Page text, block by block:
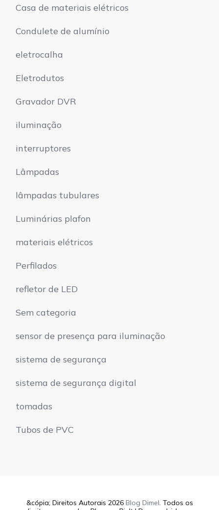
Casa de materiais elétricos
Condulete de alumínio
eletrocalha
Eletrodutos
Gravador DVR
iluminação
interruptores
Lâmpadas
lâmpadas tubulares
Luminárias plafon
materiais elétricos
Perfilados
refletor de LED
Sem categoria
sensor de presença para iluminação
sistema de segurança
sistema de segurança digital
tomadas
Tubos de PVC
&cópia; Direitos Autorais 2026 Blog Dimel. Todos os